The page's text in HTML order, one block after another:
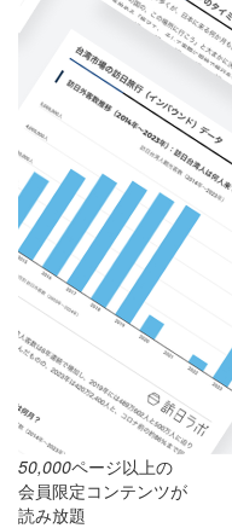
50,000ページ以上の
会員限定コンテンツが
読み放題